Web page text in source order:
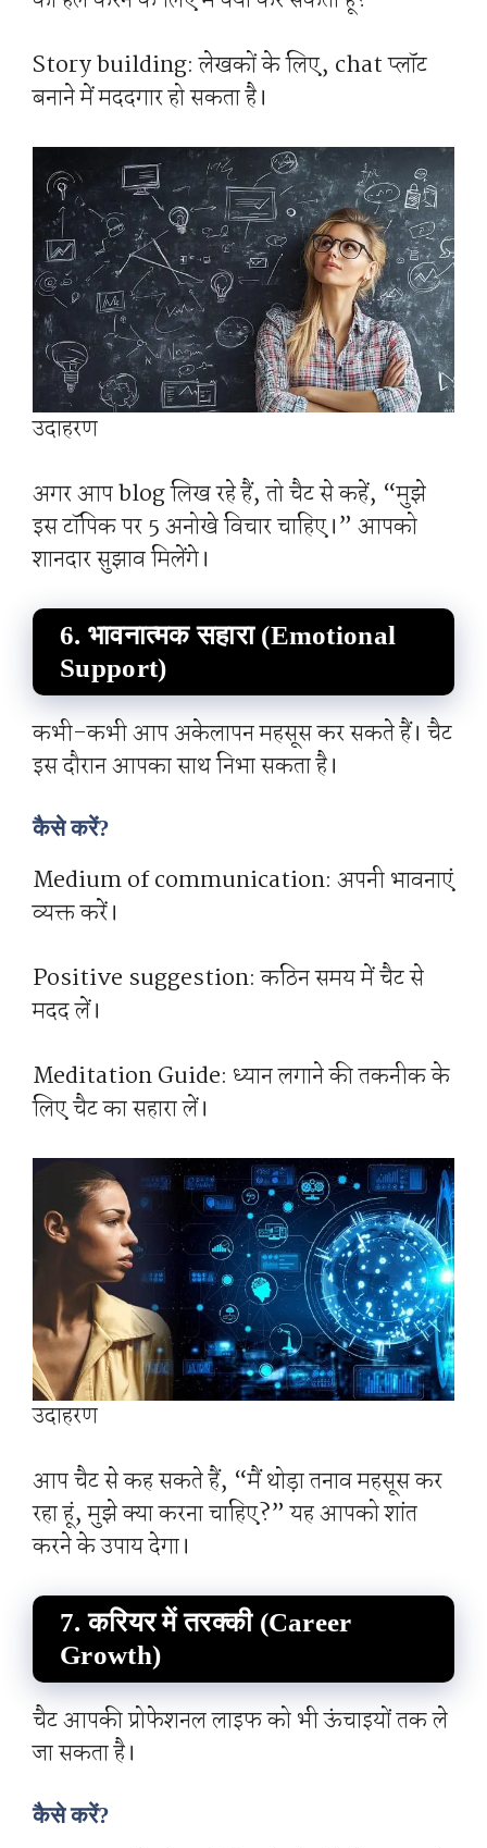
Story building: लेखकों के लिए, chat प्लॉट
बनाने में मददगार हो सकता है।
उदाहरण
अगर आप blog लिख रहे हैं, तो चैट से कहें, “मुझे
इस टॉपिक पर 5 अनोखे विचार चाहिए।” आपको
शानदार सुझाव मिलेंगे।
6. भावनात्मक सहारा (Emotional
Support)
कभी-कभी आप अकेलापन महसूस कर सकते हैं। चैट
इस दौरान आपका साथ निभा सकता है।
कैसे करें?
Medium of communication: अपनी भावनाएं
व्यक्त करें।
Positive suggestion: कठिन समय में चैट से
मदद लें।
Meditation Guide: ध्यान लगाने की तकनीक के
लिए चैट का सहारा लें।
उदाहरण
आप चैट से कह सकते हैं, “मैं थोड़ा तनाव महसूस कर
रहा हूं, मुझे क्या करना चाहिए?” यह आपको शांत
करने के उपाय देगा।
7. करियर में तरक्की (Career
Growth)
चैट आपकी प्रोफेशनल लाइफ को भी ऊंचाइयों तक ले
जा सकता है।
कैसे करें?